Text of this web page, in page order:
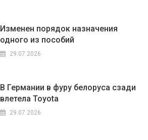
Изменен порядок назначения
одного из пособий
29.07.2026
В Германии в фуру белоруса сзади
влетела Toyota
29.07.2026